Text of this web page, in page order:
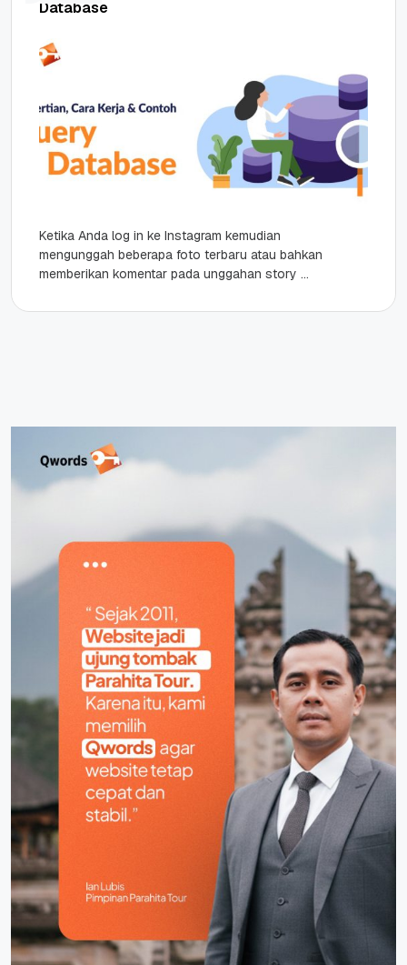
Database
Ketika Anda log in ke Instagram kemudian
mengunggah beberapa foto terbaru atau bahkan
memberikan komentar pada unggahan story
tersebut...